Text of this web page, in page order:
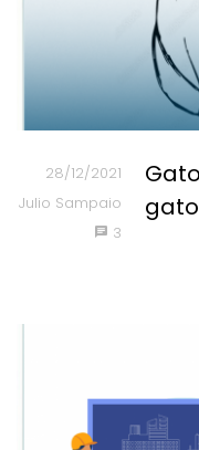
28/12/2021
Julio Sampaio
3